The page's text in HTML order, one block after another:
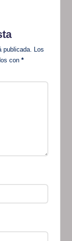
Los
con *